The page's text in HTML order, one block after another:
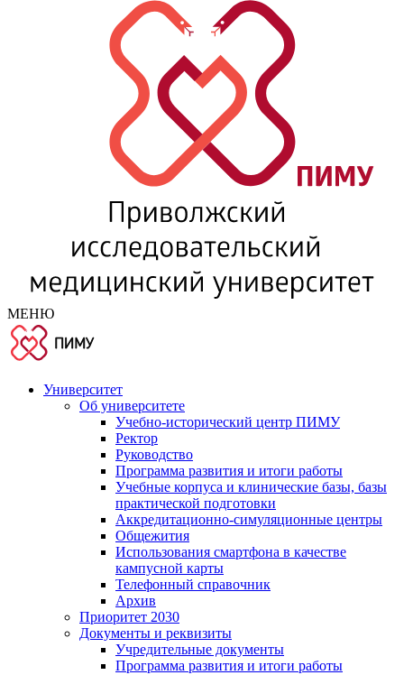
МЕНЮ
Университет
Об университете
Учебно-исторический центр ПИМУ
Ректор
Руководство
Программа развития и итоги работы
Учебные корпуса и клинические базы, базы
практической подготовки
Аккредитационно-симуляционные центры
Общежития
Использования смартфона в качестве
кампусной карты
Телефонный справочник
Архив
Приоритет 2030
Документы и реквизиты
Учредительные документы
Программа развития и итоги работы